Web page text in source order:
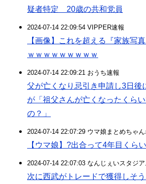
疑者特定 20歳の共和党員
2024-07-14 22:09:54 VIPPER速報
【画像】これを超える『家族写
ｗｗｗｗｗｗｗｗｗ
2024-07-14 22:09:21 おうち速報
父が亡くなり忌引き申請し3日後
が「祖父さんが亡くなったくら
の？」
2024-07-14 22:07:29 ウマ娘まとめちゃん
【ウマ娘】?出合って4年目くら
2024-07-14 22:07:03 なんじぇいスタジ
次に西武がトレードで獲得しそ